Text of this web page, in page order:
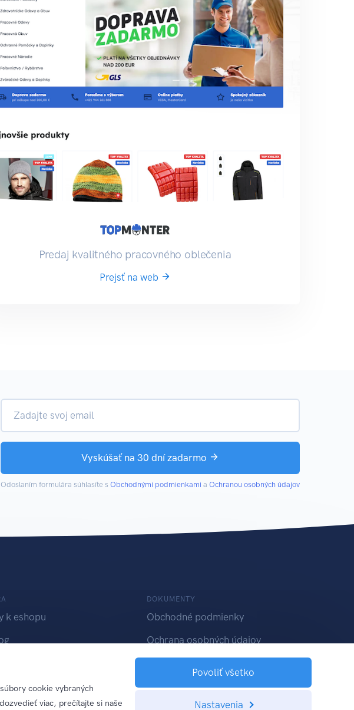
Predaj kvalitného pracovného oblečenia
Prejsť na web
Vyskúšať na 30 dní zadarmo
Odoslaním formulára súhlasíte s Obchodnými podmienkami a Ochranou osobných údajov
k eshopu
DOKUMENTY
Obchodné podmienky
Ochrana osobných údajov
cookie vybraných
viac, prečítajte si naše
Povoliť všetko
Nastavenia